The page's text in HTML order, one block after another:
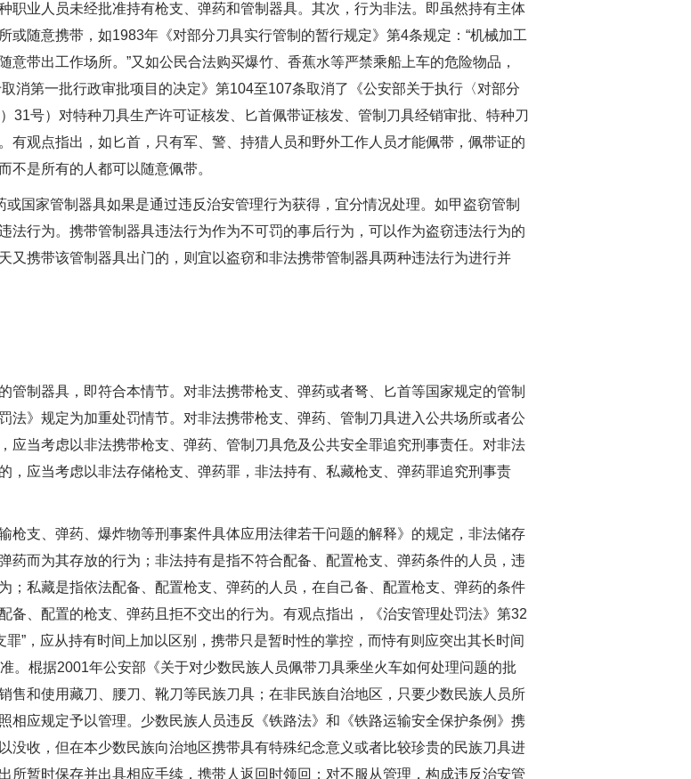
职业人员未经批准持有枪支、弹药和管制器具。其次，行为非法。即虽然持有主体
随意携带，如1983年《对部分刀具实行管制的暂行规定》第4条规定：“机械加工
带出工作场所。”又如公民合法购买爆竹、香蕉水等严禁乘船上车的危险物品，
消第一批行政审批项目的决定》第104至107条取消了《公安部关于执行〈对部分
31号）对特种刀具生产许可证核发、匕首佩带证核发、管制刀具经销审批、特种刀
有观点指出，如匕首，只有军、警、持猎人员和野外工作人员才能佩带，佩带证的
不是所有的人都可以随意佩带。
国家管制器具如果是通过违反治安管理行为获得，宜分情况处理。如甲盗窃管制
法行为。携带管制器具违法行为作为不可罚的事后行为，可以作为盗窃违法行为的
又携带该管制器具出门的，则宜以盗窃和非法携带管制器具两种违法行为进行并
制器具，即符合本情节。对非法携带枪支、弹药或者弩、匕首等国家规定的管制
法》规定为加重处罚情节。对非法携带枪支、弹药、管制刀具进入公共场所或者公
应当考虑以非法携带枪支、弹药、管制刀具危及公共安全罪追究刑事责任。对非法
，应当考虑以非法存储枪支、弹药罪，非法持有、私藏枪支、弹药罪追究刑事责
支、弹药、爆炸物等刑事案件具体应用法律若干问题的解释》的规定，非法储存
药而为其存放的行为；非法持有是指不符合配备、配置枪支、弹药条件的人员，违
；私藏是指依法配备、配置枪支、弹药的人员，在自己备、配置枪支、弹药的条件
备、配置的枪支、弹药且拒不交出的行为。有观点指出，《治安管理处罚法》第32
”，应从持有时间上加以区别，携带只是暂时性的掌控，而恃有则应突出其长时间
。棍据2001年公安部《关于对少数民族人员佩带刀具乘坐火车如何处理问题的批
售和使用藏刀、腰刀、靴刀等民族刀具；在非民族自治地区，只要少数民族人员所
相应规定予以管理。少数民族人员违反《铁路法》和《铁路运输安全保护条例》携
没收，但在本少数民族向治地区携带具有特殊纪念意义或者比较珍贵的民族刀具进
所暂时保存并出具相应手续，携带人返回时领回；对不服从管理，构成违反治安管